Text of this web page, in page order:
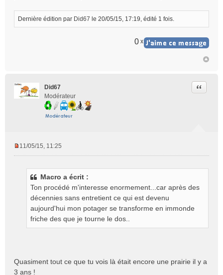
Dernière édition par Did67 le 20/05/15, 17:19, édité 1 fois.
0 x
Did67
Modérateur
Citer
11/05/15, 11:25
Macro a écrit :
Ton procédé m'interesse enormement...car après des
décennies sans entretient ce qui est devenu
aujourd'hui mon potager se transforme en immonde
friche des que je tourne le dos..
Quasiment tout ce que tu vois là était encore une prairie il y a
3 ans !